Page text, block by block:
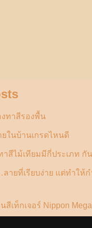
ทาสีรองพื้น
ในบ้านเกรดไหนดี
สีไม้เทียมมีกี่ประเภท กั
ายที่เรียบง่าย แต่ทำให้
เท็กเจอร์ Nippon Mega